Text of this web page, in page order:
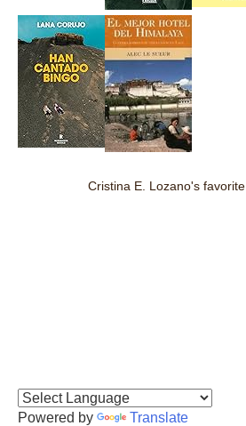
Cristina E. Lozano's
Powered by Translate